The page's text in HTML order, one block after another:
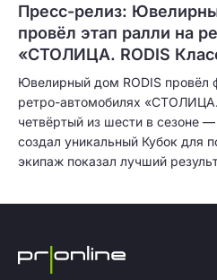
Пресс-релиз:
провёл этап ралли на
«СТОЛИЦА. RODIS
Ювелирный дом RODIS провёл
ретро-автомобилях
четвёртый из шести в сезоне
создал уникальный Кубок для
экипаж показал лучший